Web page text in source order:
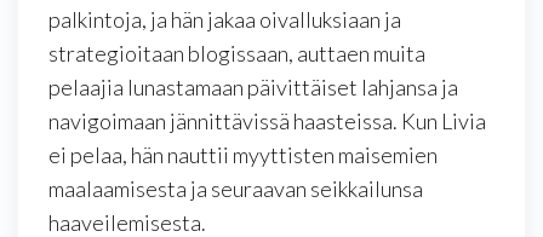
palkintoja, ja hän jakaa oivalluksiaan ja
strategioitaan blogissaan, auttaen muita
pelaajia lunastamaan päivittäiset lahjansa ja
navigoimaan jännittävissä haasteissa. Kun Livia
ei pelaa, hän nauttii myyttisten maisemien
maalaamisesta ja seuraavan seikkailunsa
haaveilemisesta.